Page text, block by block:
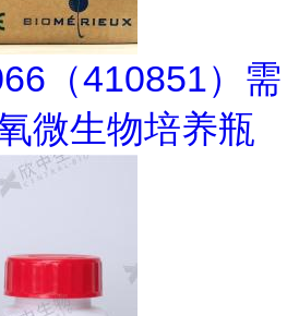
（410851）需
微生物培养瓶